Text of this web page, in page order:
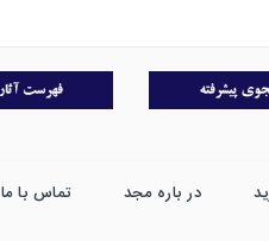
در باره مجد تماس با ما